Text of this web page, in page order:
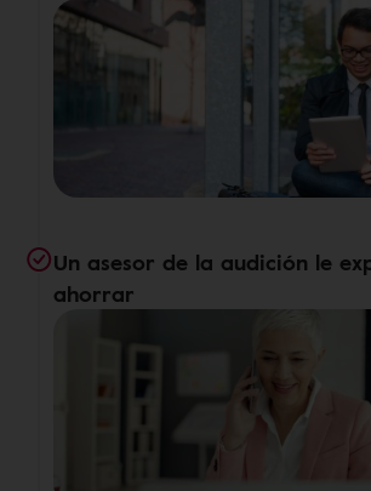
Un asesor de la audición le
ahorrar